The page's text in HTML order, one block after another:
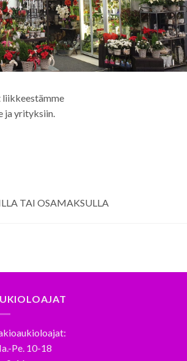
liikkeestämme
ja yrityksiin.
TAI OSAMAKSULLA
Pe. 10-18